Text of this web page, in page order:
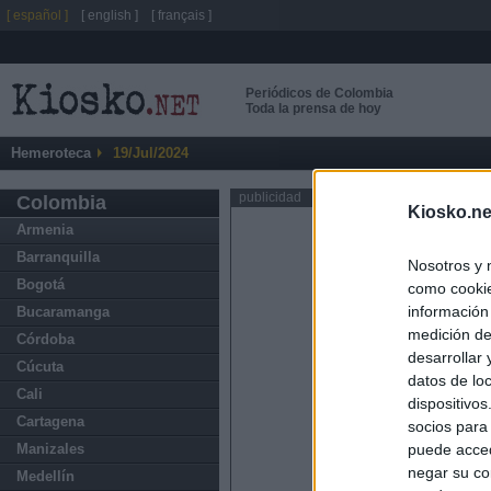
Nosotros y
como
medición
desarrollar
datos de
socios
puede
negar su
Periódicos de Colombia
Toda la prensa de hoy
Hemeroteca 19/Jul/2024
Colombia
Armenia
Barranquilla
Bogotá
Bucaramanga
Córdoba
Cúcuta
Cali
Cartagena
Manizales
Medellín
publicidad
[ español ] [ english ] [ français ]